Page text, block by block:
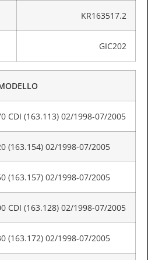
KR163517.2
GIC202
CDI (163.113) 02/1998-07/2005
(163.154) 02/1998-07/2005
(163.157) 02/1998-07/2005
CDI (163.128) 02/1998-07/2005
(163.172) 02/1998-07/2005